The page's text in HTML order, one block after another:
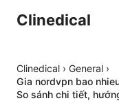
Clinedical
Clinedical › General ›
Gia nordvpn bao
So sánh chi tiết,